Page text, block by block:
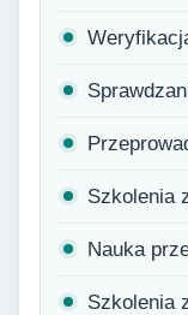
Szkolenia
Nauka
Szkolenia